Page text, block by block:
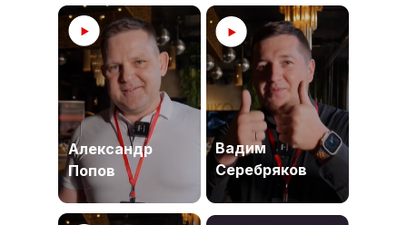
Александр
Попов
Вадим
Серебряков